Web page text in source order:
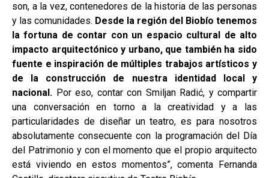
son, a la vez, contenedores de la historia de las personas
y las comunidades. Desde la región del Biobío tenemos
la fortuna de contar con un espacio cultural de alto
impacto arquitectónico y urbano, que también ha sido
fuente e inspiración de múltiples trabajos artísticos y
de la construcción de nuestra identidad local y
nacional. Por eso, contar con Smiljan Radić, y compartir
una conversación en torno a la creatividad y a las
particularidades de diseñar un teatro, es para nosotros
absolutamente consecuente con la programación del Día
del Patrimonio y con el momento que el propio arquitecto
está viviendo en estos momentos”, comenta Fernanda